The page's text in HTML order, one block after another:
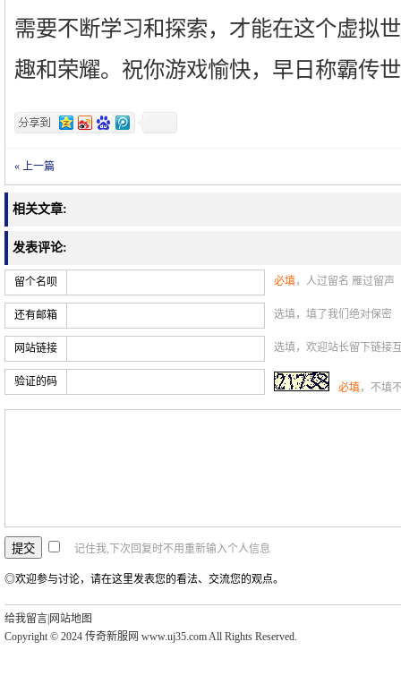
需要不断学习和探索，才能在这个虚拟
趣和荣耀。祝你游戏愉快，早日称霸传
« 上一篇
相关文章:
发表评论:
留个名呗 必填，人过留名 雁过留声
还有邮箱 选填，填了我们绝对保密
网站链接 选填，欢迎站长留下链接
验证的码 必填，不填
记住我,下次回复时不用重新输入个人信息
◎欢迎参与讨论，请在这里发表您的看法、交流您的观点。
给我留言 网站地图
Copyright © 2024 传奇新服网 www.uj35.com All Rights Reserved.